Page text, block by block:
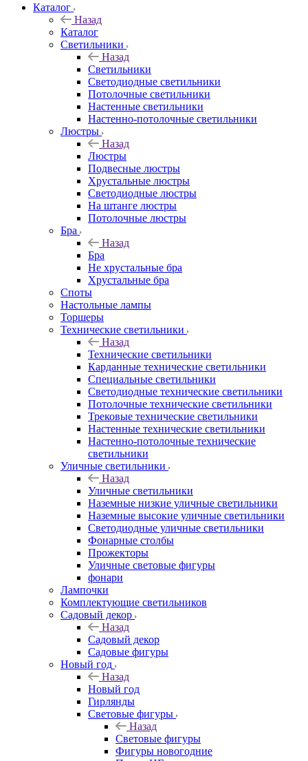
Каталог
Назад
Каталог
Светильники
Назад
Светильники
Светодиодные светильники
Потолочные светильники
Настенные светильники
Настенно-потолочные светильники
Люстры
Назад
Люстры
Подвесные люстры
Хрустальные люстры
Светодиодные люстры
На штанге люстры
Потолочные люстры
Бра
Назад
Бра
Не хрустальные бра
Хрустальные бра
Споты
Настольные лампы
Торшеры
Технические светильники
Назад
Технические светильники
Карданные технические светильники
Специальные светильники
Светодиодные технические светильники
Потолочные технические светильники
Трековые технические светильники
Настенные технические светильники
Настенно-потолочные технические
светильники
Уличные светильники
Назад
Уличные светильники
Наземные низкие уличные светильники
Наземные высокие уличные светильники
Светодиодные уличные светильники
Фонарные столбы
Прожекторы
Уличные световые фигуры
фонари
Лампочки
Комплектующие светильников
Садовый декор
Назад
Садовый декор
Садовые фигуры
Новый год
Назад
Новый год
Гирлянды
Световые фигуры
Назад
Световые фигуры
Фигуры новогодние